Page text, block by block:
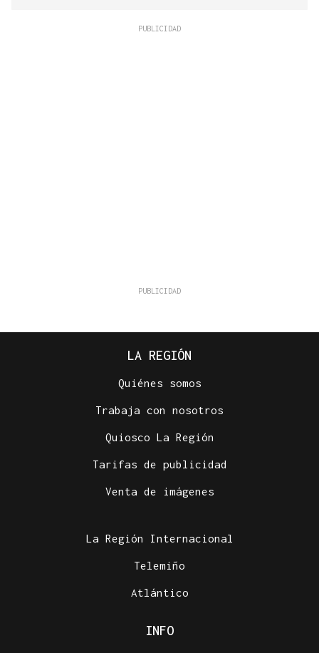
LA REGIÓN
Quiénes somos
Trabaja con nosotros
Quiosco La Región
Tarifas de publicidad
Venta de imágenes
La Región Internacional
Telemiño
Atlántico
INFO